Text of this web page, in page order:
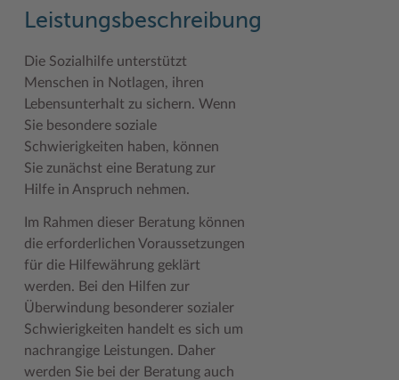
Geodatenportale (Kreiskarte)
Kontakt / Öffnungszeiten
Lebenslagen
Leistungen
Lexikon
Publikationen
Wo Sie uns finden
Wunsch-Kennzeichen ↗
Zuständigkeitsfinder SH ↗
Fotoarchiv
Klimaanpassungskonzept
Kreistag Sitzungskalender
Lokales Wetter
Newsletter
Pressemeldungen
Social Media
Stellenangebote
Stormarninfo
Kreispräsident
Kreistag Sitzungskalender
Kreisverwaltung
Landrat
Sonderbereiche
Stabsbereiche
Städte und Gemeinden
Wahlen im Kreis
Wappen und Geschichte
Wappenrolle
Offene Stellen
Weiterbildung beim Kreis Stormarn
Wen wir suchen
Klimaschutz beim Kreis Stormarn
Stormarner Bündnis für bezahlbares Wohnen
Wirtschafts- und Aufbaugesellschaft Stormarn
Zahlen, Daten, Fakten
Kulturelle Einrichtungen
Naturschutzgebiete
Radwandern
Storchenhorste
Lieblingsplätze in der Metropolregion
Termine und Veranstaltungen
Tourismus
Umlandscout Hamburg
Vereine und Gruppen
Wälder und Moore
Leistungsbeschreibung
Die Sozialhilfe unterstützt
Menschen in Notlagen, ihren
Lebensunterhalt zu sichern. Wenn
Sie besondere soziale
Schwierigkeiten haben, können
Sie zunächst eine Beratung zur
Hilfe in Anspruch nehmen.
Im Rahmen dieser Beratung können
die erforderlichen Voraussetzungen
für die Hilfewährung geklärt
werden. Bei den Hilfen zur
Überwindung besonderer sozialer
Schwierigkeiten handelt es sich um
nachrangige Leistungen. Daher
werden Sie bei der Beratung auch